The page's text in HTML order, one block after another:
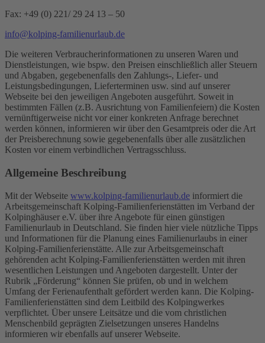
Fax: +49 (0) 221/ 29 24 13 – 50
info@kolping-familienurlaub.de
Die weiteren Verbraucherinformationen zu unseren Waren und
Dienstleistungen, wie bspw. den Preisen einschließlich aller Steuern
und Abgaben, gegebenenfalls den Zahlungs-, Liefer- und
Leistungsbedingungen, Lieferterminen usw. sind auf unserer
Webseite bei den jeweiligen Angeboten ausgeführt. Soweit in
bestimmten Fällen (z.B. Ausrichtung von Familienfeiern) die Kosten
vernünftigerweise nicht vor einer konkreten Anfrage berechnet
werden können, informieren wir über den Gesamtpreis oder die Art
der Preisberechnung sowie gegebenenfalls über alle zusätzlichen
Kosten vor einem verbindlichen Vertragsschluss.
Allgemeine Beschreibung
Mit der Webseite www.kolping-familienurlaub.de informiert die
Arbeitsgemeinschaft Kolping-Familienferienstätten im Verband der
Kolpinghäuser e.V. über ihre Angebote für einen günstigen
Familienurlaub in Deutschland. Sie finden hier viele nützliche Tipps
und Informationen für die Planung eines Familienurlaubs in einer
Kolping-Familienferienstätte. Alle zur Arbeitsgemeinschaft
gehörenden acht Kolping-Familienferienstätten werden mit ihren
wesentlichen Leistungen und Angeboten dargestellt. Unter der
Rubrik „Förderung“ können Sie prüfen, ob und in welchem
Umfang der Ferienaufenthalt gefördert werden kann. Die Kolping-
Familienferienstätten sind dem Leitbild des Kolpingwerkes
verpflichtet. Über unsere Leitsätze und die vom christlichen
Menschenbild geprägten Zielsetzungen unseres Handelns
informieren wir ebenfalls auf unserer Webseite.